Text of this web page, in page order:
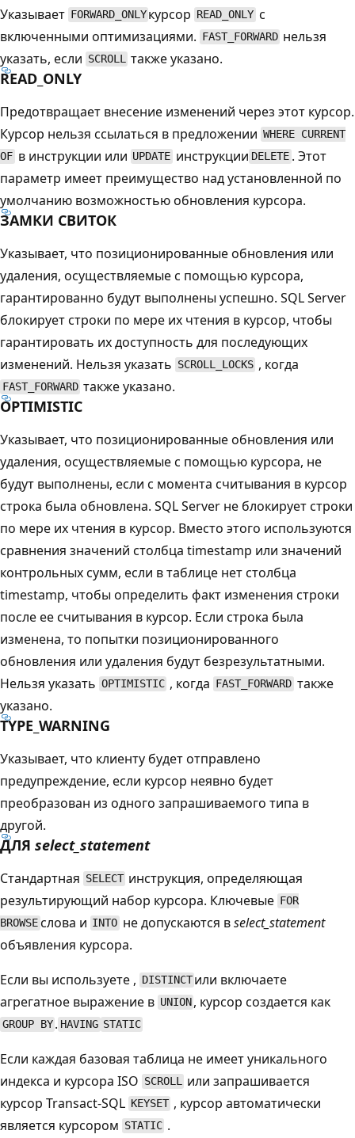
Указывает FORWARD_ONLY курсор READ_ONLY с
включенными оптимизациями. FAST_FORWARD нельзя
указать, если SCROLL также указано.
READ_ONLY
Предотвращает внесение изменений через этот курсор.
Курсор нельзя ссылаться в предложении WHERE CURRENT
OF в инструкции или UPDATE инструкции DELETE . Этот
параметр имеет преимущество над установленной по
умолчанию возможностью обновления курсора.
ЗАМКИ СВИТОК
Указывает, что позиционированные обновления или
удаления, осуществляемые с помощью курсора,
гарантированно будут выполнены успешно. SQL Server
блокирует строки по мере их чтения в курсор, чтобы
гарантировать их доступность для последующих
изменений. Нельзя указать SCROLL_LOCKS , когда
FAST_FORWARD также указано.
OPTIMISTIC
Указывает, что позиционированные обновления или
удаления, осуществляемые с помощью курсора, не
будут выполнены, если с момента считывания в курсор
строка была обновлена. SQL Server не блокирует строки
по мере их чтения в курсор. Вместо этого используются
сравнения значений столбца timestamp или значений
контрольных сумм, если в таблице нет столбца
timestamp, чтобы определить факт изменения строки
после ее считывания в курсор. Если строка была
изменена, то попытки позиционированного
обновления или удаления будут безрезультатными.
Нельзя указать OPTIMISTIC , когда FAST_FORWARD также
указано.
TYPE_WARNING
Указывает, что клиенту будет отправлено
предупреждение, если курсор неявно будет
преобразован из одного запрашиваемого типа в
другой.
ДЛЯ select_statement
Стандартная SELECT инструкция, определяющая
результирующий набор курсора. Ключевые FOR
BROWSEслова и INTO не допускаются вselect_statement
объявления курсора.
Если вы используете , DISTINCT или включаете
агрегатное выражение в UNION , курсор создается как
GROUP BY . HAVING STATIC
Если каждая базовая таблица не имеет уникального
индекса и курсора ISO SCROLL или запрашивается
курсор Transact-SQL KEYSET , курсор автоматически
является курсором STATIC .